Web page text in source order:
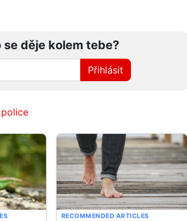
děje kolem tebe?
Přihlásit
police